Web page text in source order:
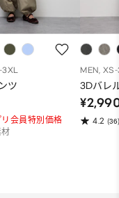
3XL
ツ
会員特別価格
MEN,
3Dバレ
4.2 (36)